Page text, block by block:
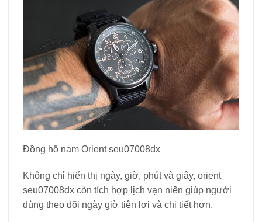
Đồng hồ nam Orient seu07008dx
Không chỉ hiển thị ngày, giờ, phút và giây, orient
seu07008dx còn tích hợp lịch vạn niên giúp người
dùng theo dõi ngày giờ tiện lợi và chi tiết hơn.